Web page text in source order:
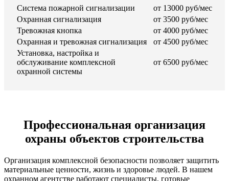
Система пожарной сигнализации
от 13000 руб/мес
Охранная сигнализация
от 3500 руб/мес
Тревожная кнопка
от 4000 руб/мес
Охранная и тревожная сигнализация
от 4500 руб/мес
Установка, настройка и
обслуживание комплексной
охранной системы
от 6500 руб/мес
Профессиональная организация
охраны объектов строительства
Организация комплексной безопасности позволяет защитить
материальные ценности, жизнь и здоровье людей. В нашем
охранном агентстве работают специалисты, готовые